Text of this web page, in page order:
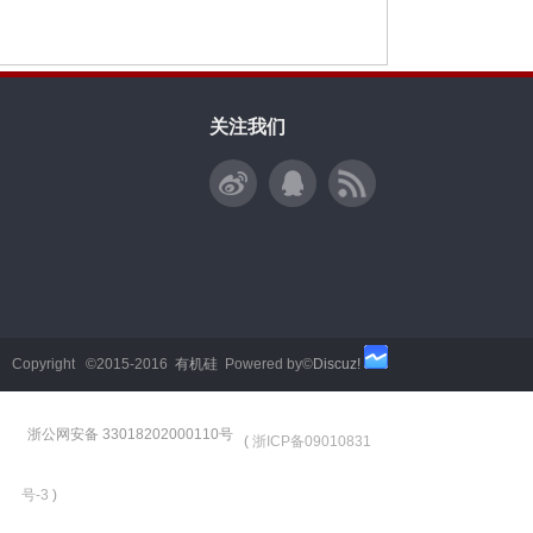
关注我们
Copyright ©2015-2016 有机硅 Powered by©Discuz!
浙公网安备 33018202000110号 ( 浙ICP备09010831
号-3 )